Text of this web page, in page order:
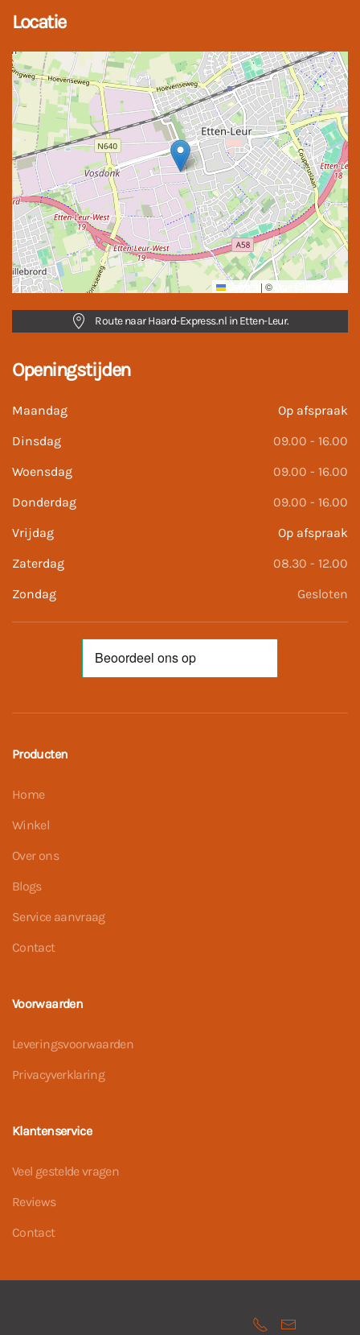
Locatie
| ©
Route naar Haard-Express.nl in Etten-Leur.
Openingstijden
Maandag
Op afspraak
Dinsdag
09.00 - 16.00
Woensdag
09.00 - 16.00
Donderdag
09.00 - 16.00
Vrijdag
Op afspraak
Zaterdag
08.30 - 12.00
Zondag
Gesloten
Producten
Home
Winkel
Over ons
Blogs
Service aanvraag
Contact
Voorwaarden
Leveringsvoorwaarden
Privacyverklaring
Klantenservice
Veel gestelde vragen
Reviews
Contact